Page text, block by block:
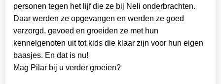
personen tegen het lijf die ze bij Neli onderbrachten.
Daar werden ze opgevangen en werden ze goed
verzorgd, gevoed en groeiden ze met hun
kennelgenoten uit tot kids die klaar zijn voor hun eigen
baasjes. En dat is nu!
Mag Pilar bij u verder groeien?